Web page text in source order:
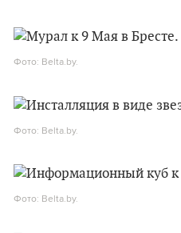
Фото: Belta.by.
Фото: Belta.by.
Фото: Belta.by.